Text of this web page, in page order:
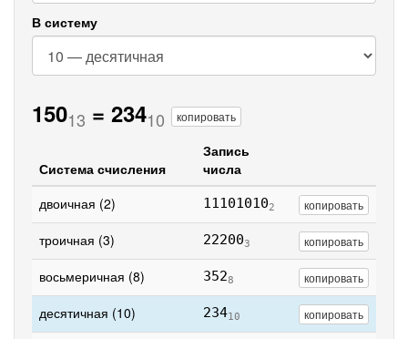
В систему
15013 = 23410 копировать
Система счисления
Запись
числа
двоичная (2)
111010102 копировать
троичная (3) 222003 копировать
восьмеричная (8) 3528 копировать
десятичная (10) 23410 копировать